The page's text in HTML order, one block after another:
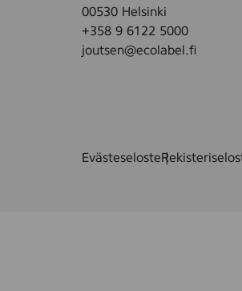
00530 Helsinki
+358 9 6122 5000
joutsen@ecolabel.fi
Evästeseloste